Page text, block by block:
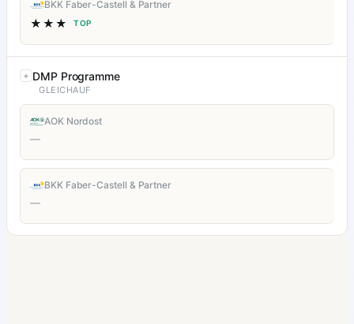
BKK Faber-Castell & Partner
★★★ TOP
DMP Programme
GLEICHAUF
AOK Nordost
—
BKK Faber-Castell & Partner
—